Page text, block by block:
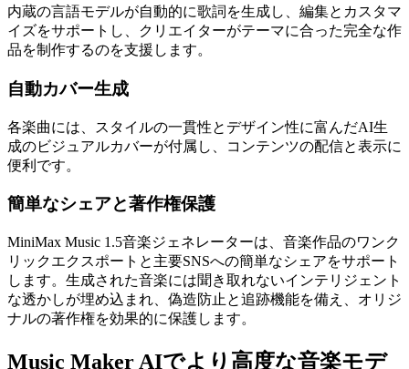
内蔵の言語モデルが自動的に歌詞を生成し、編集とカスタマ
イズをサポートし、クリエイターがテーマに合った完全な作
品を制作するのを支援します。
自動カバー生成
各楽曲には、スタイルの一貫性とデザイン性に富んだAI生
成のビジュアルカバーが付属し、コンテンツの配信と表示に
便利です。
簡単なシェアと著作権保護
MiniMax Music 1.5音楽ジェネレーターは、音楽作品のワンク
リックエクスポートと主要SNSへの簡単なシェアをサポート
します。生成された音楽には聞き取れないインテリジェント
な透かしが埋め込まれ、偽造防止と追跡機能を備え、オリジ
ナルの著作権を効果的に保護します。
Music Maker AIでより高度な音楽モデ